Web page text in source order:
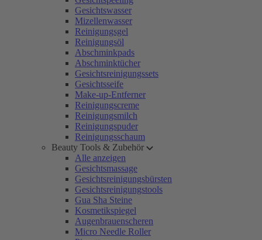
Gesichtswasser
Mizellenwasser
Reinigungsgel
Reinigungsöl
Abschminkpads
Abschminktücher
Gesichtsreinigungssets
Gesichtsseife
Make-up-Entferner
Reinigungscreme
Reinigungsmilch
Reinigungspuder
Reinigungsschaum
Beauty Tools & Zubehör
Alle anzeigen
Gesichtsmassage
Gesichtsreinigungsbürsten
Gesichtsreinigungstools
Gua Sha Steine
Kosmetikspiegel
Augenbrauenscheren
Micro Needle Roller